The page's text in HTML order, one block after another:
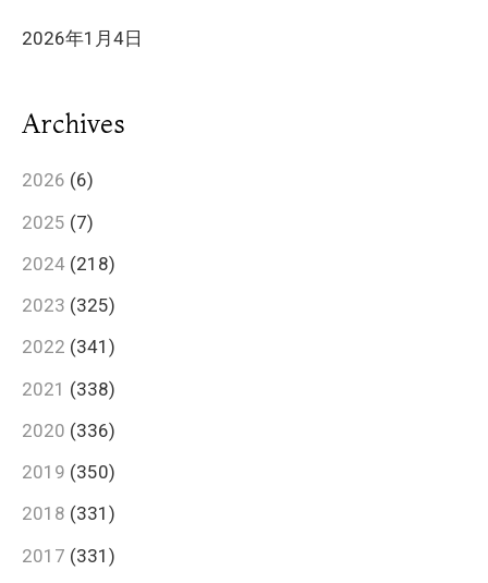
2026年1月4日
Archives
2026 (6)
2025 (7)
2024 (218)
2023 (325)
2022 (341)
2021 (338)
2020 (336)
2019 (350)
2018 (331)
2017 (331)